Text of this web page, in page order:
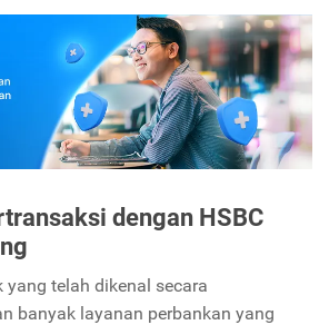
dengan HSBC
yang telah dikenal secara
banyak layanan perbankan yang